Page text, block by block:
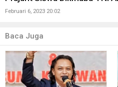
Februari 6, 2023 20:02
Baca Juga